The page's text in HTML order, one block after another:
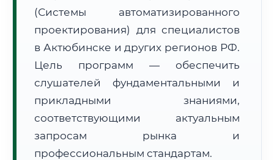
Расчет логистики оригиналов:
• Экспресс-доставка СДЭК / Почтой:
3–5 рабочих дней
📜 Документы и аккредитация ФИС ФРДО
(Системы автоматизированного
проектирования) для специалистов
в Актюбинске и других регионов РФ.
Цель программ — обеспечить
слушателей фундаментальными и
прикладными знаниями,
соответствующими актуальным
запросам рынка и
профессиональным стандартам.